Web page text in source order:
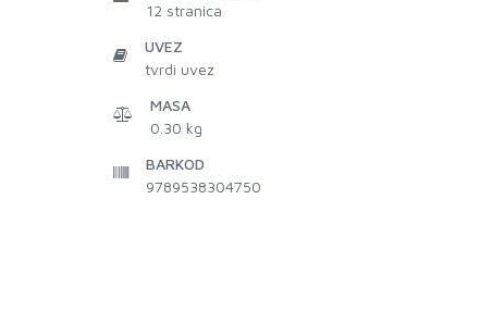
12 stranica
UVEZ
tvrdi uvez
MASA
0.30 kg
BARKOD
9789538304750